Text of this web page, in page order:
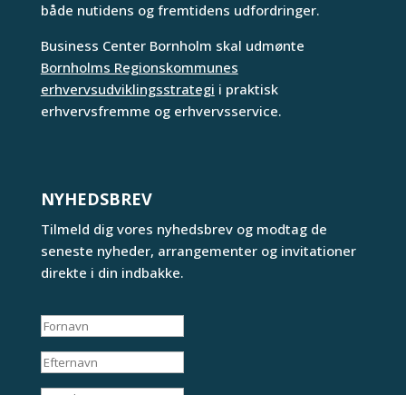
både nutidens og fremtidens udfordringer.
Business Center Bornholm skal udmønte
Bornholms Regionskommunes
erhvervsudviklingsstrategi i praktisk
erhvervsfremme og erhvervsservice.
NYHEDSBREV
Tilmeld dig vores nyhedsbrev og modtag de
seneste nyheder, arrangementer og invitationer
direkte i din indbakke.